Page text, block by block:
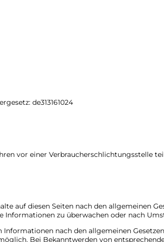
de313161024
vor einer Verbraucherschlichtungsstelle
auf diesen Seiten nach den allgemeinen
zu überwachen oder nach
nach den allgemeinen
Bei Bekanntwerden von